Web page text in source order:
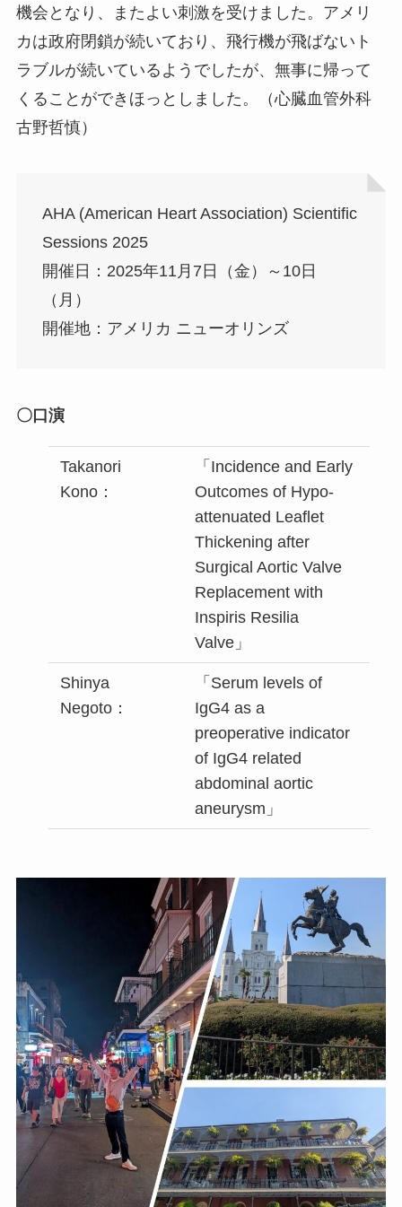
機会となり、またよい刺激を受けました。アメリ
カは政府閉鎖が続いており、飛行機が飛ばないト
ラブルが続いているようでしたが、無事に帰って
くることができほっとしました。（心臓血管外科
古野哲慎）
AHA (American Heart Association) Scientific
Sessions 2025
開催日：2025年11月7日（金）～10日
（月）
開催地：アメリカ ニューオリンズ
〇口演
Takanori
Kono：
「Incidence and Early
Outcomes of Hypo-
attenuated Leaflet
Thickening after
Surgical Aortic Valve
Replacement with
Inspiris Resilia
Valve」
Shinya
Negoto：
「Serum levels of
IgG4 as a
preoperative indicator
of IgG4 related
abdominal aortic
aneurysm」